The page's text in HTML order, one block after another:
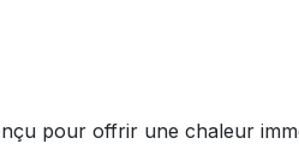
pour offrir une chaleur